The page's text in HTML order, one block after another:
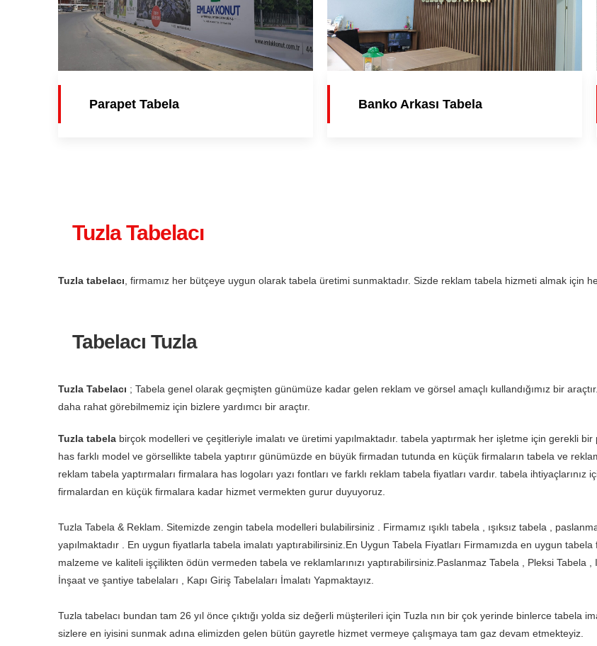
Parapet Tabela Banko Arkası Tabela
Tuzla Tabelacı
Tuzla tabelacı, firmamız her bütçeye uygun olarak tabela üretimi sunmaktadır. Sizde reklam tabela hizmeti almak için
Tabelacı Tuzla
Tuzla Tabelacı ; Tabela genel olarak geçmişten günümüze kadar gelen reklam ve görsel amaçlı kullandığımız bir
daha rahat görebilmemiz için bizlere yardımcı bir araçtır.
Tuzla tabela birçok modelleri ve çeşitleriyle imalatı ve üretimi yapılmaktadır. tabela yaptırmak her işletme için gerekli
has farklı model ve görsellikte tabela yaptırır günümüzde en büyük firmadan tutunda en küçük firmaların tabela ve
reklam tabela yaptırmaları firmalara has logoları yazı fontları ve farklı reklam tabela fiyatları vardır. tabela ihtiyaçlarınız
firmalardan en küçük firmalara kadar hizmet vermekten gurur duyuyoruz.
Tuzla Tabela & Reklam. Sitemizde zengin tabela modelleri bulabilirsiniz . Firmamız ışıklı tabela , ışıksız tabela ,
yapılmaktadır . En uygun fiyatlarla tabela imalatı yaptırabilirsiniz.En Uygun Tabela Fiyatları Firmamızda en uygun
malzeme ve kaliteli işçilikten ödün vermeden tabela ve reklamlarınızı yaptırabilirsiniz.Paslanmaz Tabela , Pleksi Tabela ,
İnşaat ve şantiye tabelaları , Kapı Giriş Tabelaları İmalatı Yapmaktayız.
Tuzla tabelacı bundan tam 26 yıl önce çıktığı yolda siz değerli müşterileri için Tuzla nın bir çok yerinde binlerce tabela
sizlere en iyisini sunmak adına elimizden gelen bütün gayretle hizmet vermeye çalışmaya tam gaz devam etmekteyiz.